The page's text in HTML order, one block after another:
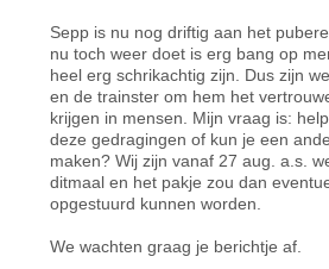
Sepp is nu nog driftig aan het
nu toch weer doet is erg bang op
heel erg schrikachtig zijn. Dus zijn
en de trainster om hem het
krijgen in mensen. Mijn vraag is:
deze gedragingen of kun je een
maken? Wij zijn vanaf 27 aug. a.s.
ditmaal en het pakje zou dan
opgestuurd kunnen worden.
We wachten graag je berichtje af.